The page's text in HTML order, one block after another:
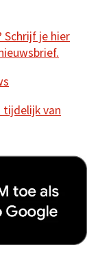
Schrijf je hier
van